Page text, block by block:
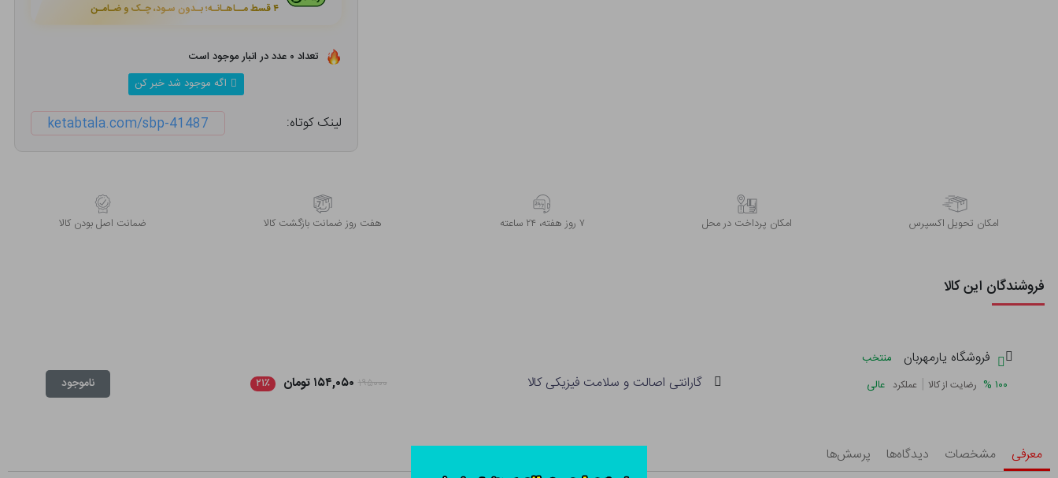
۴ قسط مــاهـانـه؛ بـدون سـود، چـک و ضـامـن
تعداد ۰ عدد در انبار موجود است
اگه موجود شد خبر کن
لینک کوتاه: ketabtala.com/sbp-41487
اﻣﮑﺎن ﺗﺤﻮﯾﻞ اﮐﺴﭙﺮس امکان پرداخت در محل ۷ روز ﻫﻔﺘﻪ، ۲۴ ﺳﺎﻋﺘﻪ هفت روز ضمانت بازگشت کالا ﺿﻤﺎﻧﺖ اﺻﻞ ﺑﻮدن ﮐﺎﻟﺎ
فروشندگان این کالا
فروشگاه یارمهربان
منتخب
۱۰۰ % رضایت از کالا | عملکرد عالی گارانتی اصالت و سلامت فیزیکی کالا ۱۹۵۰۰۰ ۱۵۴,۰۵۰ تومان ۲۱٪ ناموجود
معرفی مشخصات دیدگاه‌ها پرسش‌ها